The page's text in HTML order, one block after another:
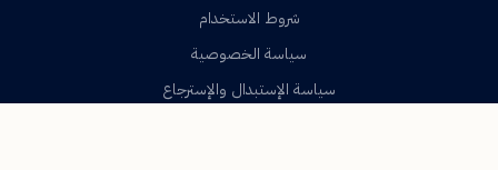
شروط الاستخدام
سياسة الخصوصية
سياسة الإستبدال والإسترجاع